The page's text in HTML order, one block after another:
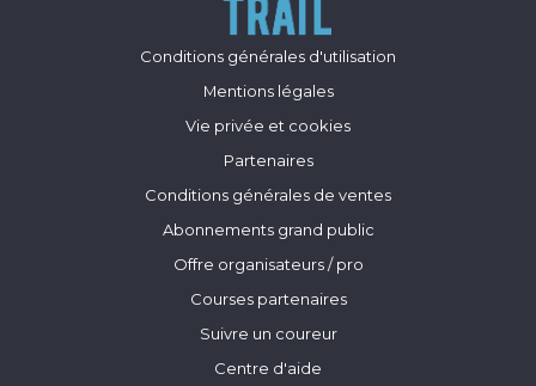
Conditions générales d'utilisation
Mentions légales
Vie privée et cookies
Partenaires
Conditions générales de ventes
Abonnements grand public
Offre organisateurs / pro
Courses partenaires
Suivre un coureur
Centre d'aide